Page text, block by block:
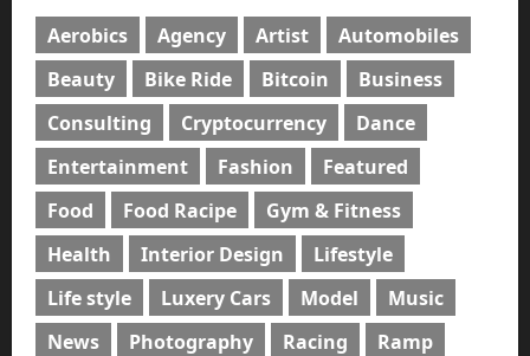
Aerobics Agency Artist
Automobiles
Beauty
Bike Ride Bitcoin
Business
Consulting
Cryptocurrency
Dance
Entertainment
Fashion
Featured
Food
Food Racipe
Gym & Fitness
Health
Interior Design
Lifestyle
Life style
Luxery Cars Model
Music
News
Photography Racing
Ramp